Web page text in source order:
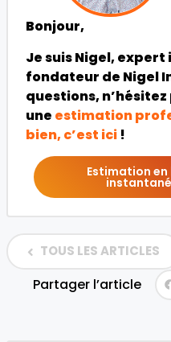
Bonjour,
Je suis Nigel,
fondateur de Nigel
questions, n’hésitez
une estimation
bien, c’est ici !
Estimation en
TOUS LES ARTICLES
Partager l’article